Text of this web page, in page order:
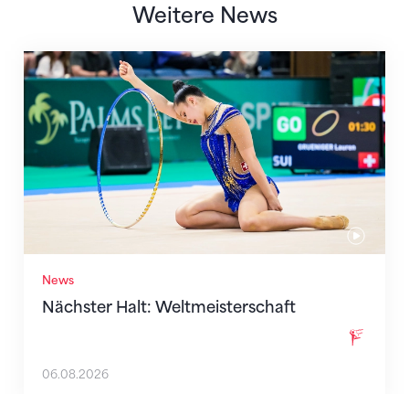
Weitere News
News
Nächster Halt: Weltmeisterschaft
Nächster Halt: Weltmeisterschaft
06.08.2026